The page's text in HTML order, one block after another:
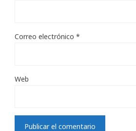
Correo electrónico *
Web